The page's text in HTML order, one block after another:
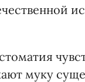
муку